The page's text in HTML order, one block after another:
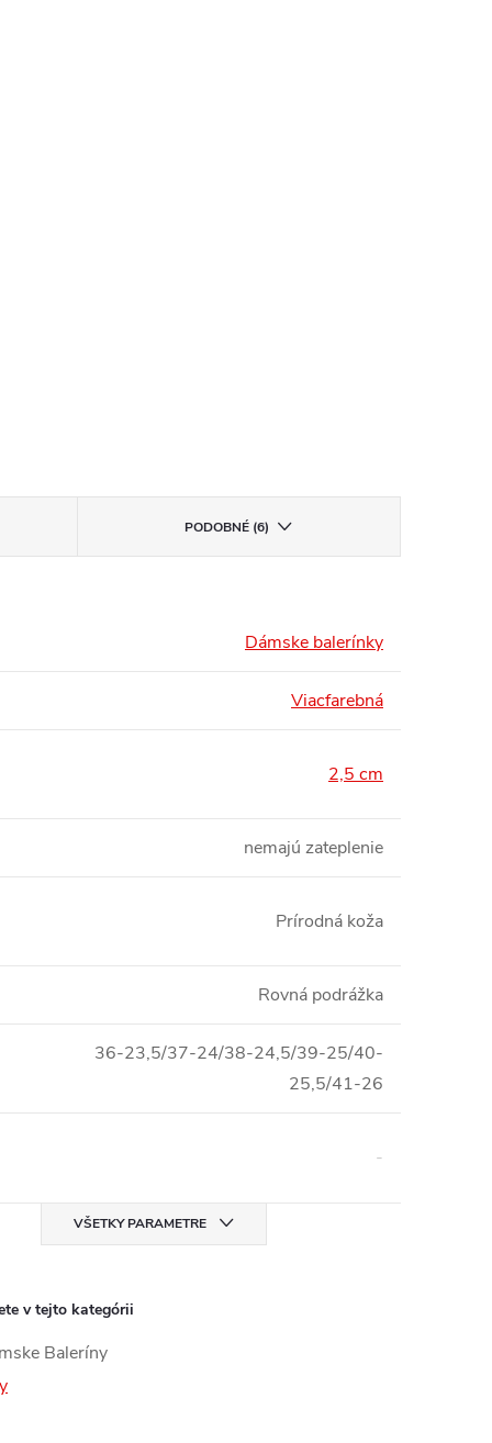
PODOBNÉ (6)
Dámske balerínky
Viacfarebná
2,5 cm
nemajú zateplenie
Prírodná koža
Rovná podrážka
36-23,5/37-24/38-24,5/39-25/40-
25,5/41-26
-
VŠETKY PARAMETRE
v tejto kategórii
Baleríny